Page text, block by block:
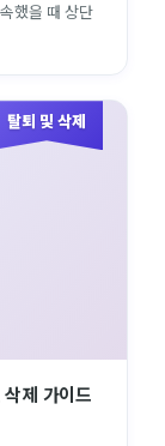
했을 때 상단
탈퇴 및 삭제
제 가이드